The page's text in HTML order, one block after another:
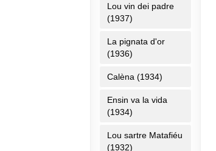
Lou vin dei padre
(1937)
La pignata d'or
(1936)
Calèna (1934)
Ensin va la vida
(1934)
Lou sartre Matafiéu
(1932)